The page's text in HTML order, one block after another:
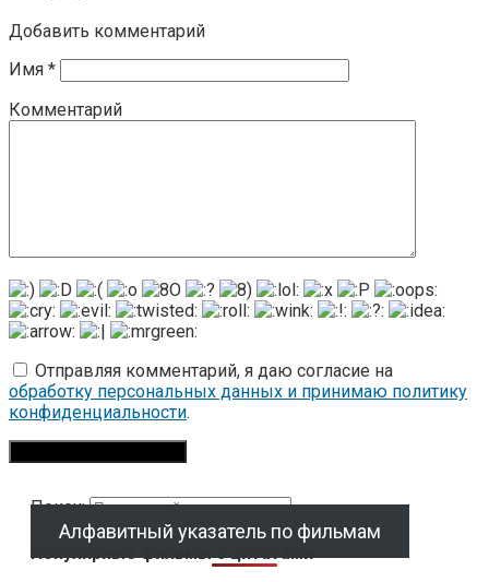
Добавить комментарий
Имя *
Комментарий
Отправляя комментарий, я даю согласие на
обработку персональных данных и принимаю политику
конфиденциальности.
Поиск:
Алфавитный указатель по фильмам
Популярные фильмы с цитатами